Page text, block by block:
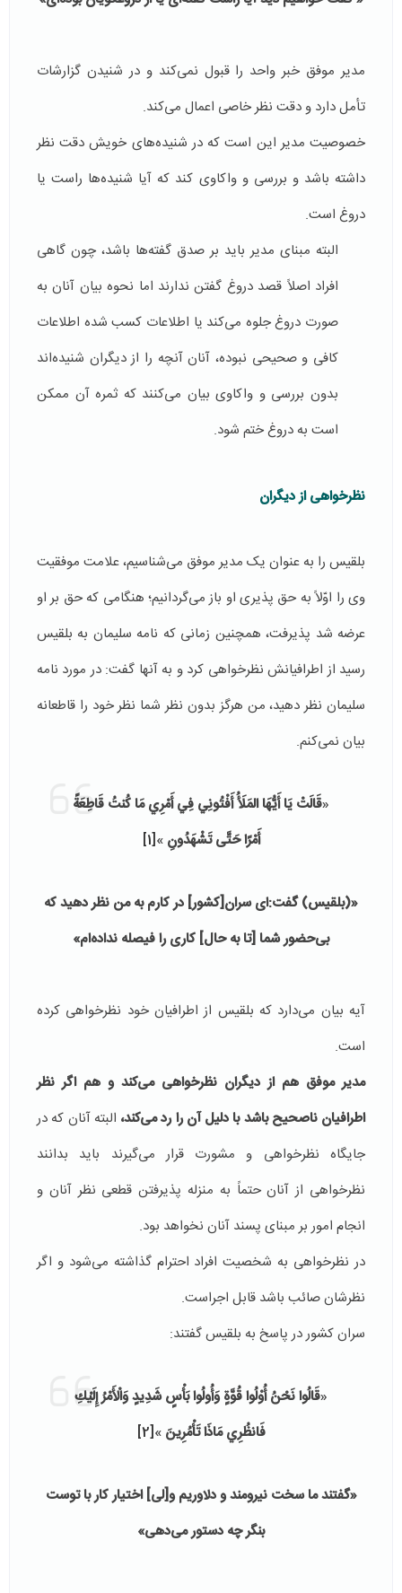
مدیر موفق خبر واحد را قبول نمی‌کند و در شنیدن گزارشات
تأمل دارد و دقت نظر خاصی اعمال می‌کند.
خصوصیت مدیر این است که در شنیده‌های خویش دقت نظر
داشته باشد و بررسی و واکاوی کند که آیا شنیده‌ها راست یا
دروغ است.
البته مبنای مدیر باید بر صدق گفته‌ها باشد، چون گاهی
افراد اصلاً قصد دروغ گفتن ندارند اما نحوه بیان آنان به
صورت دروغ جلوه می‌کند یا اطلاعات کسب شده اطلاعات
کافی و صحیحی نبوده، آنان آنچه را از دیگران شنیده‌اند
بدون بررسی و واکاوی بیان می‌کنند که ثمره آن ممکن
است به دروغ ختم شود.
نظرخواهی از دیگران
بلقیس را به عنوان یک مدیر موفق می‌شناسیم، علامت موفقیت
وی را اوّلاً به حق پذیری او باز می‌گردانیم؛ هنگامی که حق بر او
عرضه شد پذیرفت، همچنین زمانی که نامه سلیمان به بلقیس
رسید از اطرافیانش نظرخواهی کرد و به آنها گفت: در مورد نامه
سلیمان نظر دهید، من هرگز بدون نظر شما نظر خود را قاطعانه
بیان نمی‌کنم.
«قَالَتْ يَا أَيُّهَا المَلَأُ أَفْتُونِي فِي أَمْرِي مَا كُنتُ قَاطِعَةً
أَمْرًا حَتَّى تَشْهَدُونِ »
[1]
«(بلقیس) گفت:اى سران[كشور] در كارم به من نظر دهيد كه
بى‏‌حضور شما [تا به حال] كارى را فيصله نداده‌‏ام»
آیه بیان می‌دارد که بلقیس از اطرافیان خود نظرخواهی کرده
است.
مدیر موفق هم از دیگران نظر‌خواهی می‌کند و هم اگر نظر
اطرافیان ناصحیح باشد با دلیل آن را رد می‌کند، البته آنان که در
جایگاه نظرخواهی و مشورت قرار می‌گیرند باید بدانند
نظرخواهی از آنان حتماً به منزله پذیرفتن قطعی نظر آنان و
انجام امور بر مبنای پسند آنان نخواهد بود.
در نظرخواهی به شخصیت افراد احترام گذاشته می‌شود و اگر
نظرشان صائب باشد قابل اجراست.
سران کشور در پاسخ به بلقیس گفتند:
«قَالُوا نَحْنُ أُوْلُوا قُوَّةٍ وَأُولُوا بَأْسٍ شَدِيدٍ وَالْأَمْرُ إِلَيْكِ
فَانظُرِي مَاذَا تَأْمُرِينَ»
[2]
«گفتند ما سخت نيرومند و دلاوريم و[لى] اختيار كار با توست
بنگر چه دستور مى‏‌دهى»